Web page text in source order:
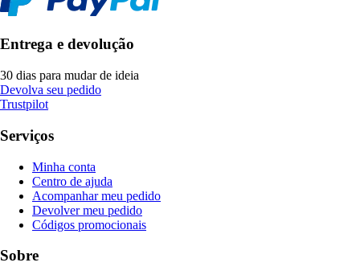
Entrega e devolução
30 dias para mudar de ideia
Devolva seu pedido
Trustpilot
Serviços
Minha conta
Centro de ajuda
Acompanhar meu pedido
Devolver meu pedido
Códigos promocionais
Sobre